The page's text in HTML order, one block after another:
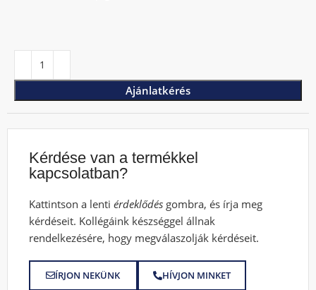
Ajánlatkérés
Kérdése van a termékkel
kapcsolatban?
Kattintson a lentiérdeklődés gombra, és írja meg
kérdéseit. Kollégáink készséggel állnak
rendelkezésére, hogy megválaszolják kérdéseit.
ÍRJON NEKÜNK HÍVJON MINKET